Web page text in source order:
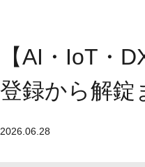
【AI・IoT・
登録から解錠
2026.06.28